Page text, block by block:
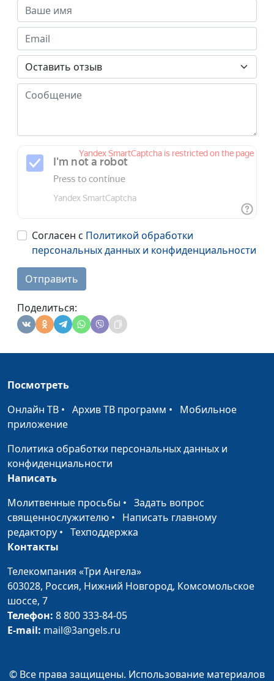
Согласен с Политикой обработки
персональных данных и конфиденциальности
Отправить
Поделиться:
Посмотреть
Онлайн ТВ • Архив ТВ программ • Мобильное
приложение
Политика обработки персональных данных и
конфиденциальности
Написать
Молитвенные просьбы • Задать вопрос
священнослужителю • Написать главному
редактору • Техподдержка
Контакты
Телекомпания «Три Ангела»
603028, Россия, Нижний Новгород, Комсомольское
шоссе, 7
Телефон: 8 800 333-84-05
E-mail: mail@3angels.ru
© Все права защищены. Использование материалов